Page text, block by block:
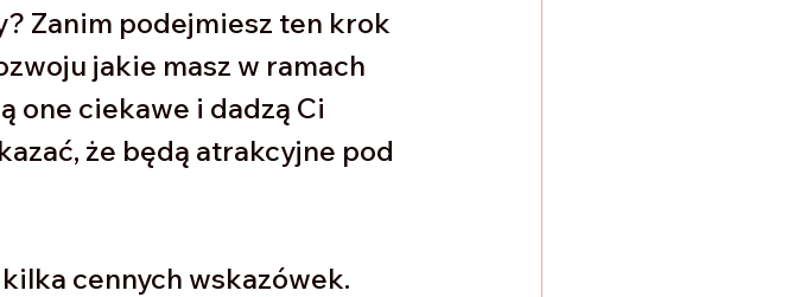
Zanim podejmiesz ten krok
jakie masz w ramach
one ciekawe i dadzą Ci
że będą atrakcyjne pod
cennych wskazówek.